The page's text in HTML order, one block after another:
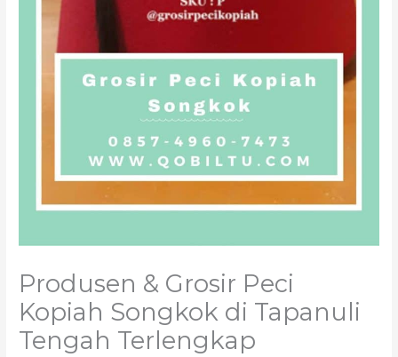
Produsen & Grosir Peci
Kopiah Songkok di Tapanuli
Tengah Terlengkap